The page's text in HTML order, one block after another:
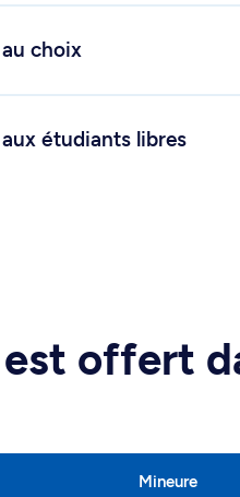
choix
étudiants libres
offert
Mineure